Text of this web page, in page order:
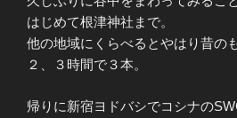
はじめて根津神社まで。
他の地域にくらべるとやはり昔の
２、３時間で３本。
帰りに新宿ヨドバシでコシナの